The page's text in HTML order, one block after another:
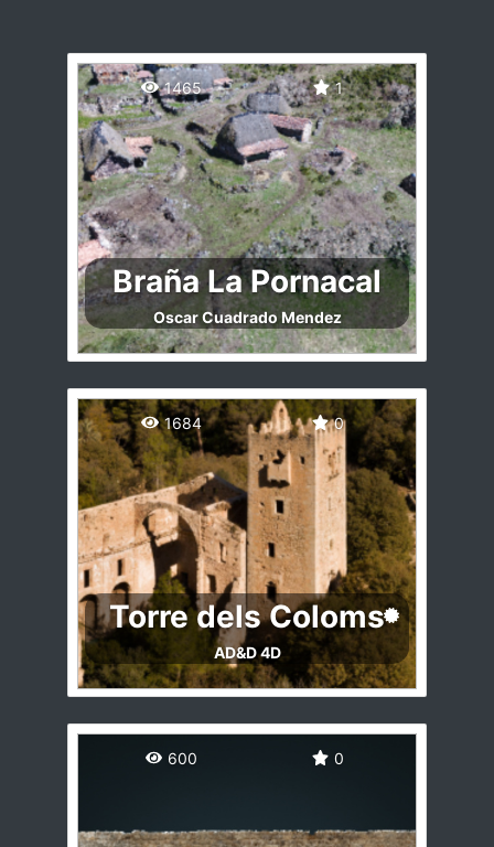
Braña La Pornacal
Oscar Cuadrado Mendez
Esta braña perteneciente a Villar de
Vildas, parroquia del Concejo de
somiedo, es probablemente la más
emblemática de las brañas
somedanas.
http://www.parquenaturalsomiedo.c
om
1465 1
Torre dels Coloms
AD&D 4D
La Torre dels Coloms se sitúa en el
Monasterio de Santa María de la
enmarcado entre las sierras de
1684 0
600 0